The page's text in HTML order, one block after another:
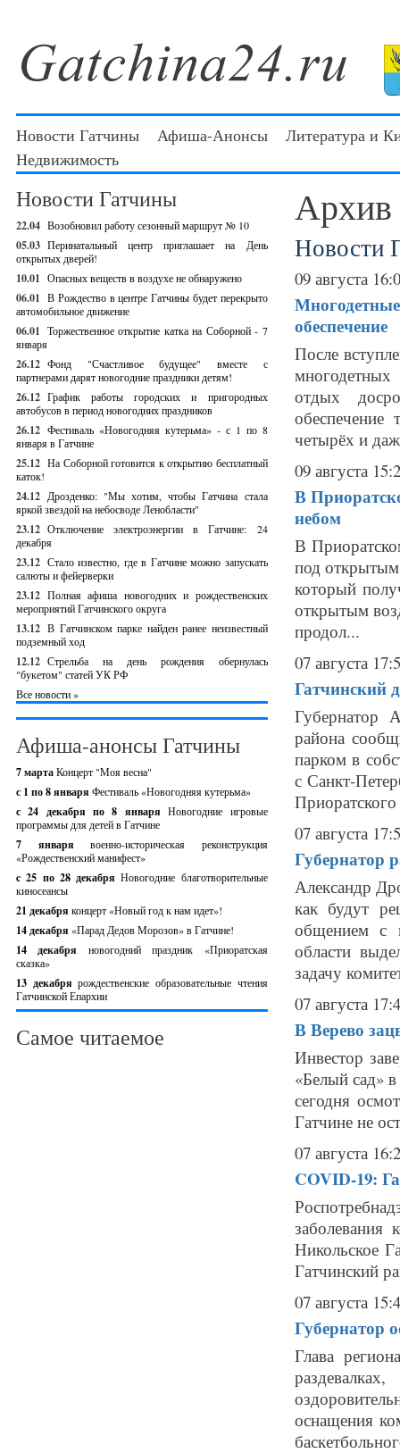
Новости Гатчины Афиша-Анонсы
Литература и
Недвижимость
Новости Гатчины
22.04 Возобновил работу сезонный маршрут № 10
05.03 Перинатальный центр приглашает на День
открытых дверей!
10.01 Опасных веществ в воздухе не обнаружено
06.01 В Рождество в центре Гатчины будет перекрыто
автомобильное движение
06.01 Торжественное открытие катка на Соборной - 7
января
26.12 Фонд "Счастливое будущее" вместе с
партнерами дарят новогодние праздники детям!
26.12 График работы городских и пригородных
автобусов в период новогодних праздников
26.12 Фестиваль «Новогодняя кутерьма» - с 1 по 8
января в Гатчине
25.12 На Соборной готовится к открытию бесплатный
каток!
24.12 Дрозденко: "Мы хотим, чтобы Гатчина стала
яркой звездой на небосводе Ленобласти"
23.12 Отключение электроэнергии в Гатчине: 24
декабря
23.12 Стало известно, где в Гатчине можно запускать
салюты и фейерверки
23.12 Полная афиша новогодних и рождественских
мероприятий Гатчинского округа
13.12 В Гатчинском парке найден ранее неизвестный
подземный ход
12.12 Стрельба на день рождения обернулась
"букетом" статей УК РФ
Все новости »
Афиша-анонсы Гатчины
7 мартаКонцерт "Моя весна"
с 1 по 8 января Фестиваль «Новогодняя кутерьма»
с 24 декабря по 8 январяНовогодние игровые
программы для детей в Гатчине
7 январявоенно-историческая реконструкция
«Рождественский манифест»
c 25 по 28 декабряНовогодние благотворительные
киносеансы
21 декабря концерт «Новый год к нам идет»!
14 декабря «Парад Дедов Морозов» в Гатчине!
14 декабря новогодний праздник «Приоратская
сказка»
13 декабрярождественские образовательные чтения
Гатчинской Епархии
Самое читаемое
Архив
Новости
09 августа
обеспечение
После
отдых
обеспечение
четырёх и
09 августа
В
небом
В
под
который
открытым
продол...
07 августа
Гатчинский
Губернатор
района
парком в
с Санкт-
07 августа
Губернатор
Александр
как будут
общением с
области
задачу
07 августа
В Верево
Инвестор
«Белый сад»
сегодня
Гатчине не
07 августа
COVID-19:
Никольское
Гатчинский
07 августа
Губернатор
Глава
оснащения